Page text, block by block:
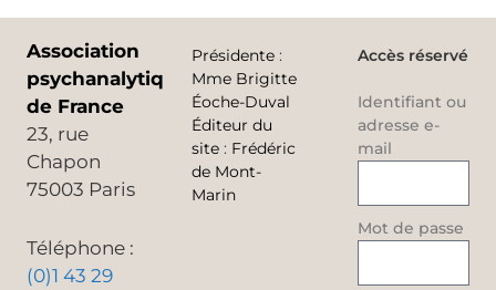
Association
psychanalytique
de France
23, rue
Chapon
75003 Paris
Téléphone :
(0)1 43 29
Présidente :
Mme Brigitte
Éoche-Duval
Éditeur du
site : Frédéric
de Mont-
Marin
Accès réservé
Identifiant ou
adresse e-
mail
Mot de passe